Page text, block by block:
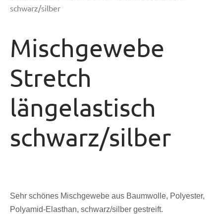
schwarz/silber
Mischgewebe
Stretch
längelastisch
schwarz/silber
Sehr schönes Mischgewebe aus Baumwolle, Polyester,
Polyamid-Elasthan, schwarz/silber gestreift.